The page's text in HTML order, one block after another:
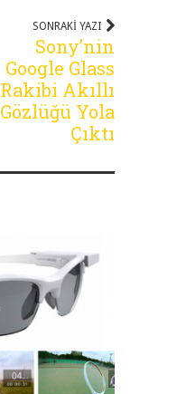
SONRAKI YAZI
Sony’nin
Google Glass
Rakibi Akıllı
Gözlüğü Yola
Çıktı